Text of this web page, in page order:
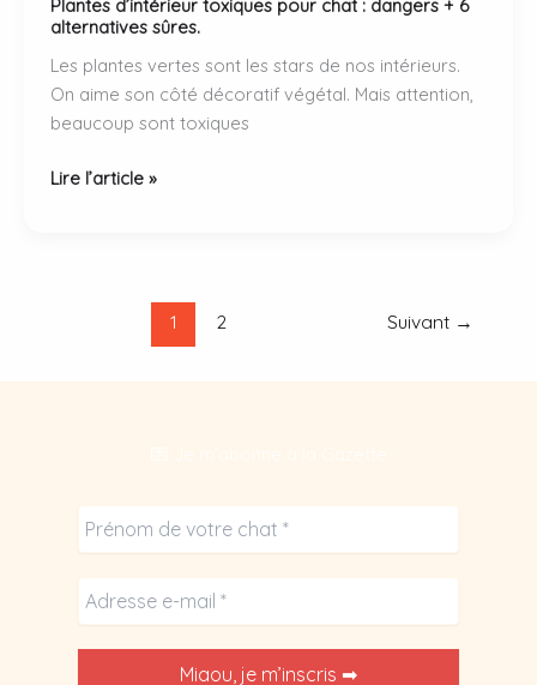
Plantes d’intérieur toxiques pour chat : dangers + 6
alternatives sûres.
Les plantes vertes sont les stars de nos intérieurs.
On aime son côté décoratif végétal. Mais attention,
beaucoup sont toxiques
Plantes
Lire l’article »
1 2 Suivant →